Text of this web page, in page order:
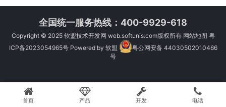
全国统一服务热线：400-9929-618
Copyright © 2025 软盟技术开发网 web.softunis.com版权所有 网站地图 粤
ICP备2023054965号Powered by 软盟
粤公网安备 44030502010466
号
首页 产品 开发 电话